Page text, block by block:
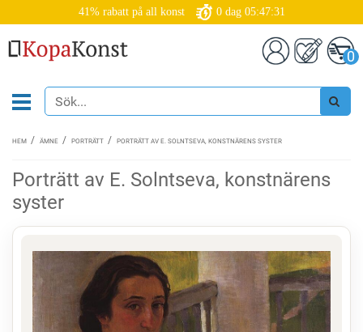
41% rabatt på all konst 0 dag 05:47:30
0
HEM ÄMNE PORTRÄTT PORTRÄTT AV E. SOLNTSEVA, KONSTNÄRENS SYSTER
Porträtt av E. Solntseva, konstnärens
syster